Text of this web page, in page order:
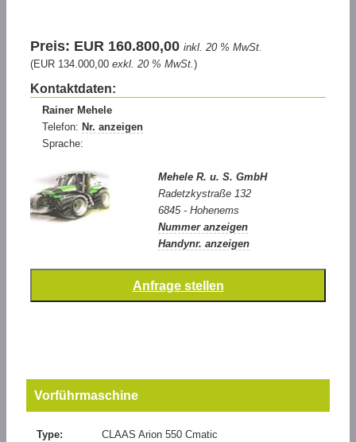
Preis: EUR 160.800,00 inkl. 20 % MwSt.
(EUR 134.000,00 exkl. 20 % MwSt.)
Kontaktdaten:
Rainer Mehele
Telefon: Nr. anzeigen
Sprache:
Mehele R. u. S. GmbH
Radetzkystraße 132
6845 - Hohenems
Nummer anzeigen
Handynr. anzeigen
Vorführmaschine
Type:
CLAAS Arion 550 Cmatic